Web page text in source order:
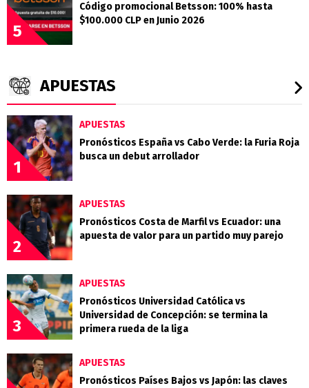
5
Código promocional Betsson: 100% hasta
$100.000 CLP en Junio 2026
APUESTAS
1
APUESTAS
Pronósticos España vs Cabo Verde: la Furia Roja
busca un debut arrollador
2
APUESTAS
Pronósticos Costa de Marfil vs Ecuador: una
apuesta de valor para un partido muy parejo
3
APUESTAS
Pronósticos Universidad Católica vs
Universidad de Concepción: se termina la
primera rueda de la liga
APUESTAS
Pronósticos Países Bajos vs Japón: las claves